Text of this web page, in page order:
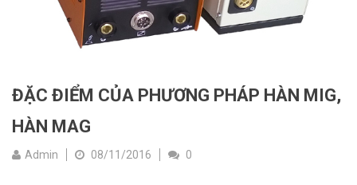
ĐẶC ĐIỂM CỦA PHƯƠNG PHÁP HÀN MIG,
HÀN MAG
Admin 08/11/2016 0